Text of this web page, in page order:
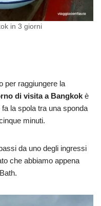
in 3 giorni
per raggiungere la
di visita a Bangkok è
la spola tra una sponda
minuti.
da uno degli ingressi
che abbiamo appena